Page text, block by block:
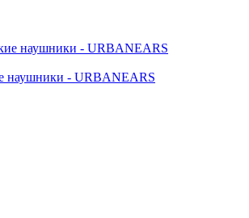
наушники - URBANEARS